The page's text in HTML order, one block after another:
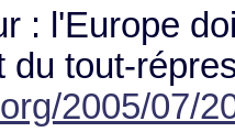
: l'Europe
du tout-
2005/07/